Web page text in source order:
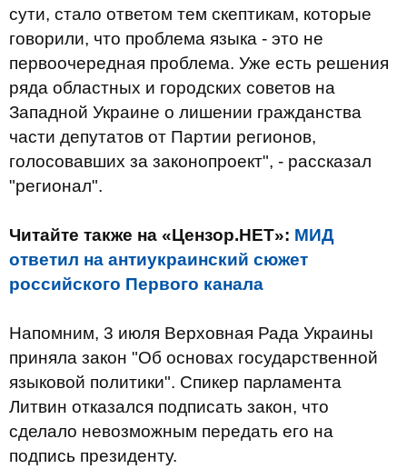
сути, стало ответом тем скептикам, которые
говорили, что проблема языка - это не
первоочередная проблема. Уже есть решения
ряда областных и городских советов на
Западной Украине о лишении гражданства
части депутатов от Партии регионов,
голосовавших за законопроект", - рассказал
"регионал".
Читайте также на «Цензор.НЕТ»: МИД
ответил на антиукраинский сюжет
российского Первого канала
Напомним, 3 июля Верховная Рада Украины
приняла закон "Об основах государственной
языковой политики". Спикер парламента
Литвин отказался подписать закон, что
сделало невозможным передать его на
подпись президенту.